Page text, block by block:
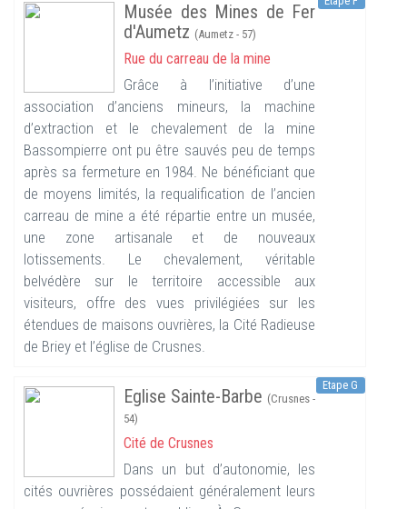
Musée des Mines de Fer
d'Aumetz (Aumetz - 57)
Rue du carreau de la mine
Grâce à l’initiative d’une
association d’anciens mineurs, la machine
d’extraction et le chevalement de la mine
Bassompierre ont pu être sauvés peu de temps
après sa fermeture en 1984. Ne bénéficiant que
de moyens limités, la requalification de l’ancien
carreau de mine a été répartie entre un musée,
une zone artisanale et de nouveaux
lotissements. Le chevalement, véritable
belvédère sur le territoire accessible aux
visiteurs, offre des vues privilégiées sur les
étendues de maisons ouvrières, la Cité Radieuse
de Briey et l’église de Crusnes.
Etape G
Eglise Sainte-Barbe (Crusnes -
54)
Cité de Crusnes
Dans un but d’autonomie, les
cités ouvrières possédaient généralement leurs